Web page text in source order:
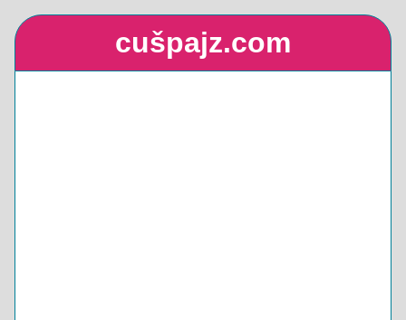
cušpajz.com